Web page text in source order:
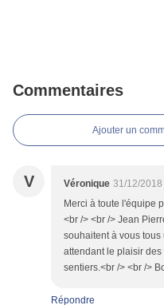
Commentaires
Ajouter un
V Véronique 31/12/2018
Merci à toute l'équipe
<br /> <br /> Jean
souhaitent à vous
attendant le plaisir
sentiers.<br /> <br />
Répondre